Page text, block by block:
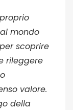
mondo
scoprire
rileggere
valore.
della